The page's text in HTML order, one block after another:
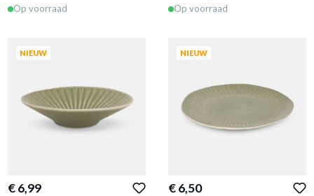
Op voorraad Op voorraad
NIEUW
€ 6,99
NIEUW
€ 6,50